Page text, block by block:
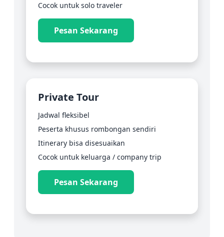
Cocok untuk solo traveler
Pesan Sekarang
Private Tour
Jadwal fleksibel
Peserta khusus rombongan sendiri
Itinerary bisa disesuaikan
Cocok untuk keluarga / company trip
Pesan Sekarang